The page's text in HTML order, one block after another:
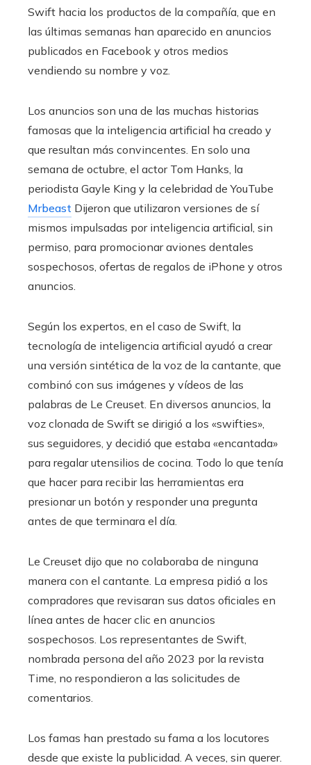
Swift hacia los productos de la compañía, que en
las últimas semanas han aparecido en anuncios
publicados en Facebook y otros medios
vendiendo su nombre y voz.
Los anuncios son una de las muchas historias
famosas que la inteligencia artificial ha creado y
que resultan más convincentes. En solo una
semana de octubre, el actor Tom Hanks, la
periodista Gayle King y la celebridad de YouTube
Mrbeast Dijeron que utilizaron versiones de sí
mismos impulsadas por inteligencia artificial, sin
permiso, para promocionar aviones dentales
sospechosos, ofertas de regalos de iPhone y otros
anuncios.
Según los expertos, en el caso de Swift, la
tecnología de inteligencia artificial ayudó a crear
una versión sintética de la voz de la cantante, que
combinó con sus imágenes y vídeos de las
palabras de Le Creuset. En diversos anuncios, la
voz clonada de Swift se dirigió a los «swifties»,
sus seguidores, y decidió que estaba «encantada»
para regalar utensilios de cocina. Todo lo que tenía
que hacer para recibir las herramientas era
presionar un botón y responder una pregunta
antes de que terminara el día.
Le Creuset dijo que no colaboraba de ninguna
manera con el cantante. La empresa pidió a los
compradores que revisaran sus datos oficiales en
línea antes de hacer clic en anuncios
sospechosos. Los representantes de Swift,
nombrada persona del año 2023 por la revista
Time, no respondieron a las solicitudes de
comentarios.
Los famas han prestado su fama a los locutores
desde que existe la publicidad. A veces, sin querer.